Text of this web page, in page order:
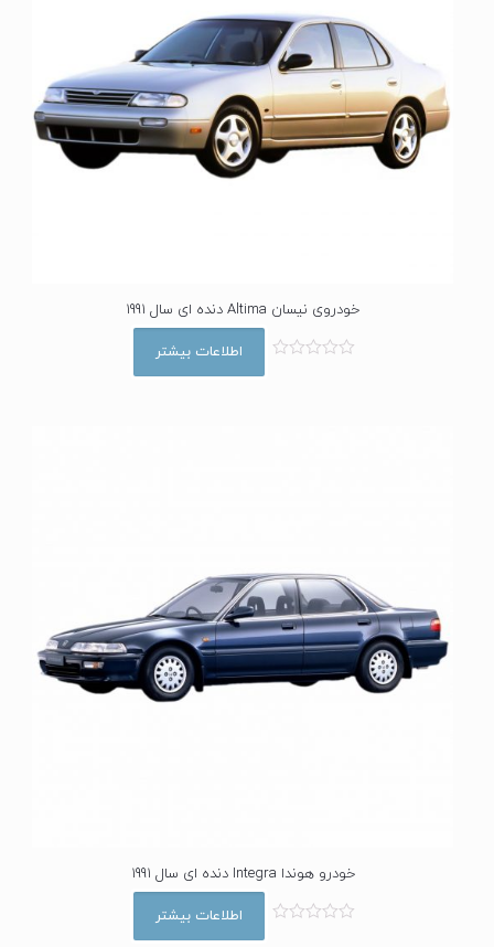
خودروی نیسان Altima دنده ای سال 1991
اطلاعات بیشتر
خودرو هوندا Integra دنده ای سال 1991
اطلاعات بیشتر